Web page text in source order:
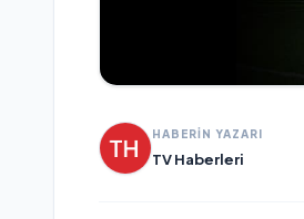
HABERİN YAZARI
TV Haberleri